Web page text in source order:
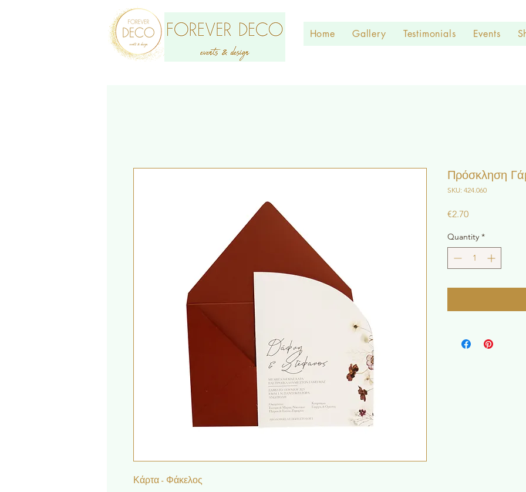
Home Gallery Testimonials Events
Κάρτα - Φάκελος
Πρόσκληση
SKU: 424.060
€2.70Price
Quantity *